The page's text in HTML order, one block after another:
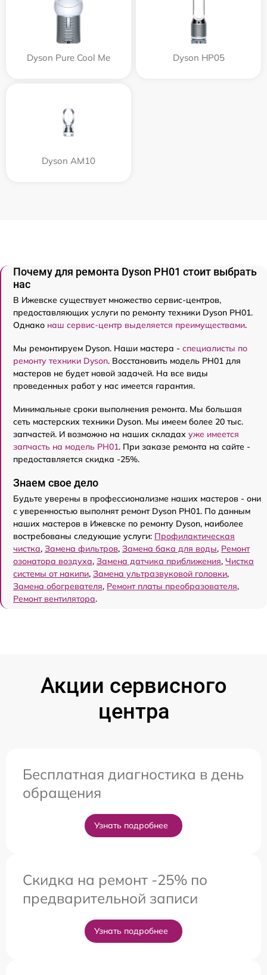
Dyson Pure Cool Me Dyson HP05
Dyson AM10
Почему для ремонта Dyson PH01 стоит выбрать
нас
В Ижевске существует множество сервис-центров,
предоставляющих услуги по ремонту техники Dyson PH01.
Однако наш сервис-центр выделяется преимуществами.
Мы ремонтируем Dyson. Наши мастера - специалисты по
ремонту техники Dyson. Восстановить модель PH01 для
мастеров не будет новой задачей. На все виды
проведенных работ у нас имеется гарантия.
Минимальные сроки выполнения ремонта. Мы большая
сеть мастерских техники Dyson. Мы имеем более 20 тыс.
запчастей. И возможно на наших складах уже имеется
запчасть на модель PH01. При заказе ремонта на сайте -
предоставляется скидка -25%.
Знаем свое дело
Будьте уверены в профессионализме наших мастеров - они
с уверенностью выполнят ремонт Dyson PH01. По данным
наших мастеров в Ижевске по ремонту Dyson, наиболее
востребованы следующие услуги: Профилактическая
чистка, Замена фильтров, Замена бака для воды, Ремонт
озонатора воздуха, Замена датчика приближения, Чистка
системы от накипи, Замена ультразвуковой головки,
Замена обогревателя, Ремонт платы преобразователя,
Ремонт вентилятора.
Акции сервисного
центра
Бесплатная диагностика в день
обращения
Узнать подробнее
Скидка на ремонт -25% по
предварительной записи
Узнать подробнее